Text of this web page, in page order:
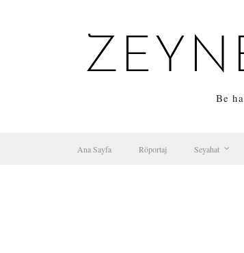
Be
Ana Sayfa Röportaj Seyahat